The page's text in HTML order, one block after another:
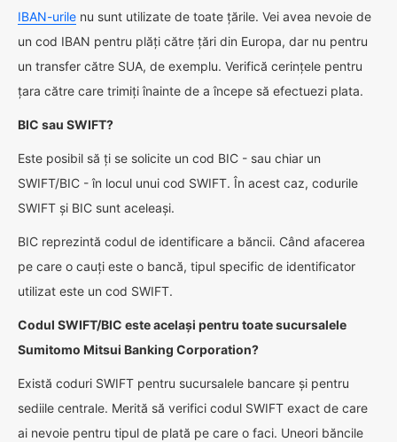
IBAN-urile nu sunt utilizate de toate țările. Vei avea nevoie de
un cod IBAN pentru plăți către țări din Europa, dar nu pentru
un transfer către SUA, de exemplu. Verifică cerințele pentru
țara către care trimiți înainte de a începe să efectuezi plata.
BIC sau SWIFT?
Este posibil să ți se solicite un cod BIC - sau chiar un
SWIFT/BIC - în locul unui cod SWIFT. În acest caz, codurile
SWIFT și BIC sunt aceleași.
BIC reprezintă codul de identificare a băncii. Când afacerea
pe care o cauți este o bancă, tipul specific de identificator
utilizat este un cod SWIFT.
Codul SWIFT/BIC este același pentru toate sucursalele
Sumitomo Mitsui Banking Corporation?
Există coduri SWIFT pentru sucursalele bancare și pentru
sediile centrale. Merită să verifici codul SWIFT exact de care
ai nevoie pentru tipul de plată pe care o faci. Uneori băncile